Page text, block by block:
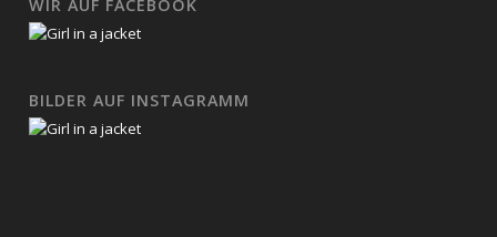
WIR AUF FACEBOOK
BILDER AUF INSTAGRAMM